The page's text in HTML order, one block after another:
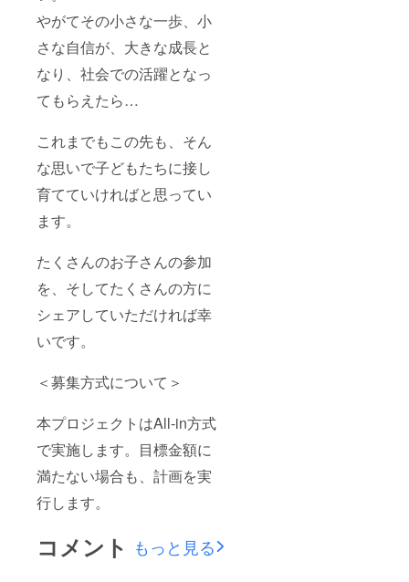
やがてその小さな一歩、小
さな自信が、大きな成長と
なり、社会での活躍となっ
てもらえたら…
これまでもこの先も、そん
な思いで子どもたちに接し
育てていければと思ってい
ます。
たくさんのお子さんの参加
を、そしてたくさんの方に
シェアしていただければ幸
いです。
＜募集方式について＞
本プロジェクトはAll-in方式
で実施します。目標金額に
満たない場合も、計画を実
行します。
コメント もっと見る